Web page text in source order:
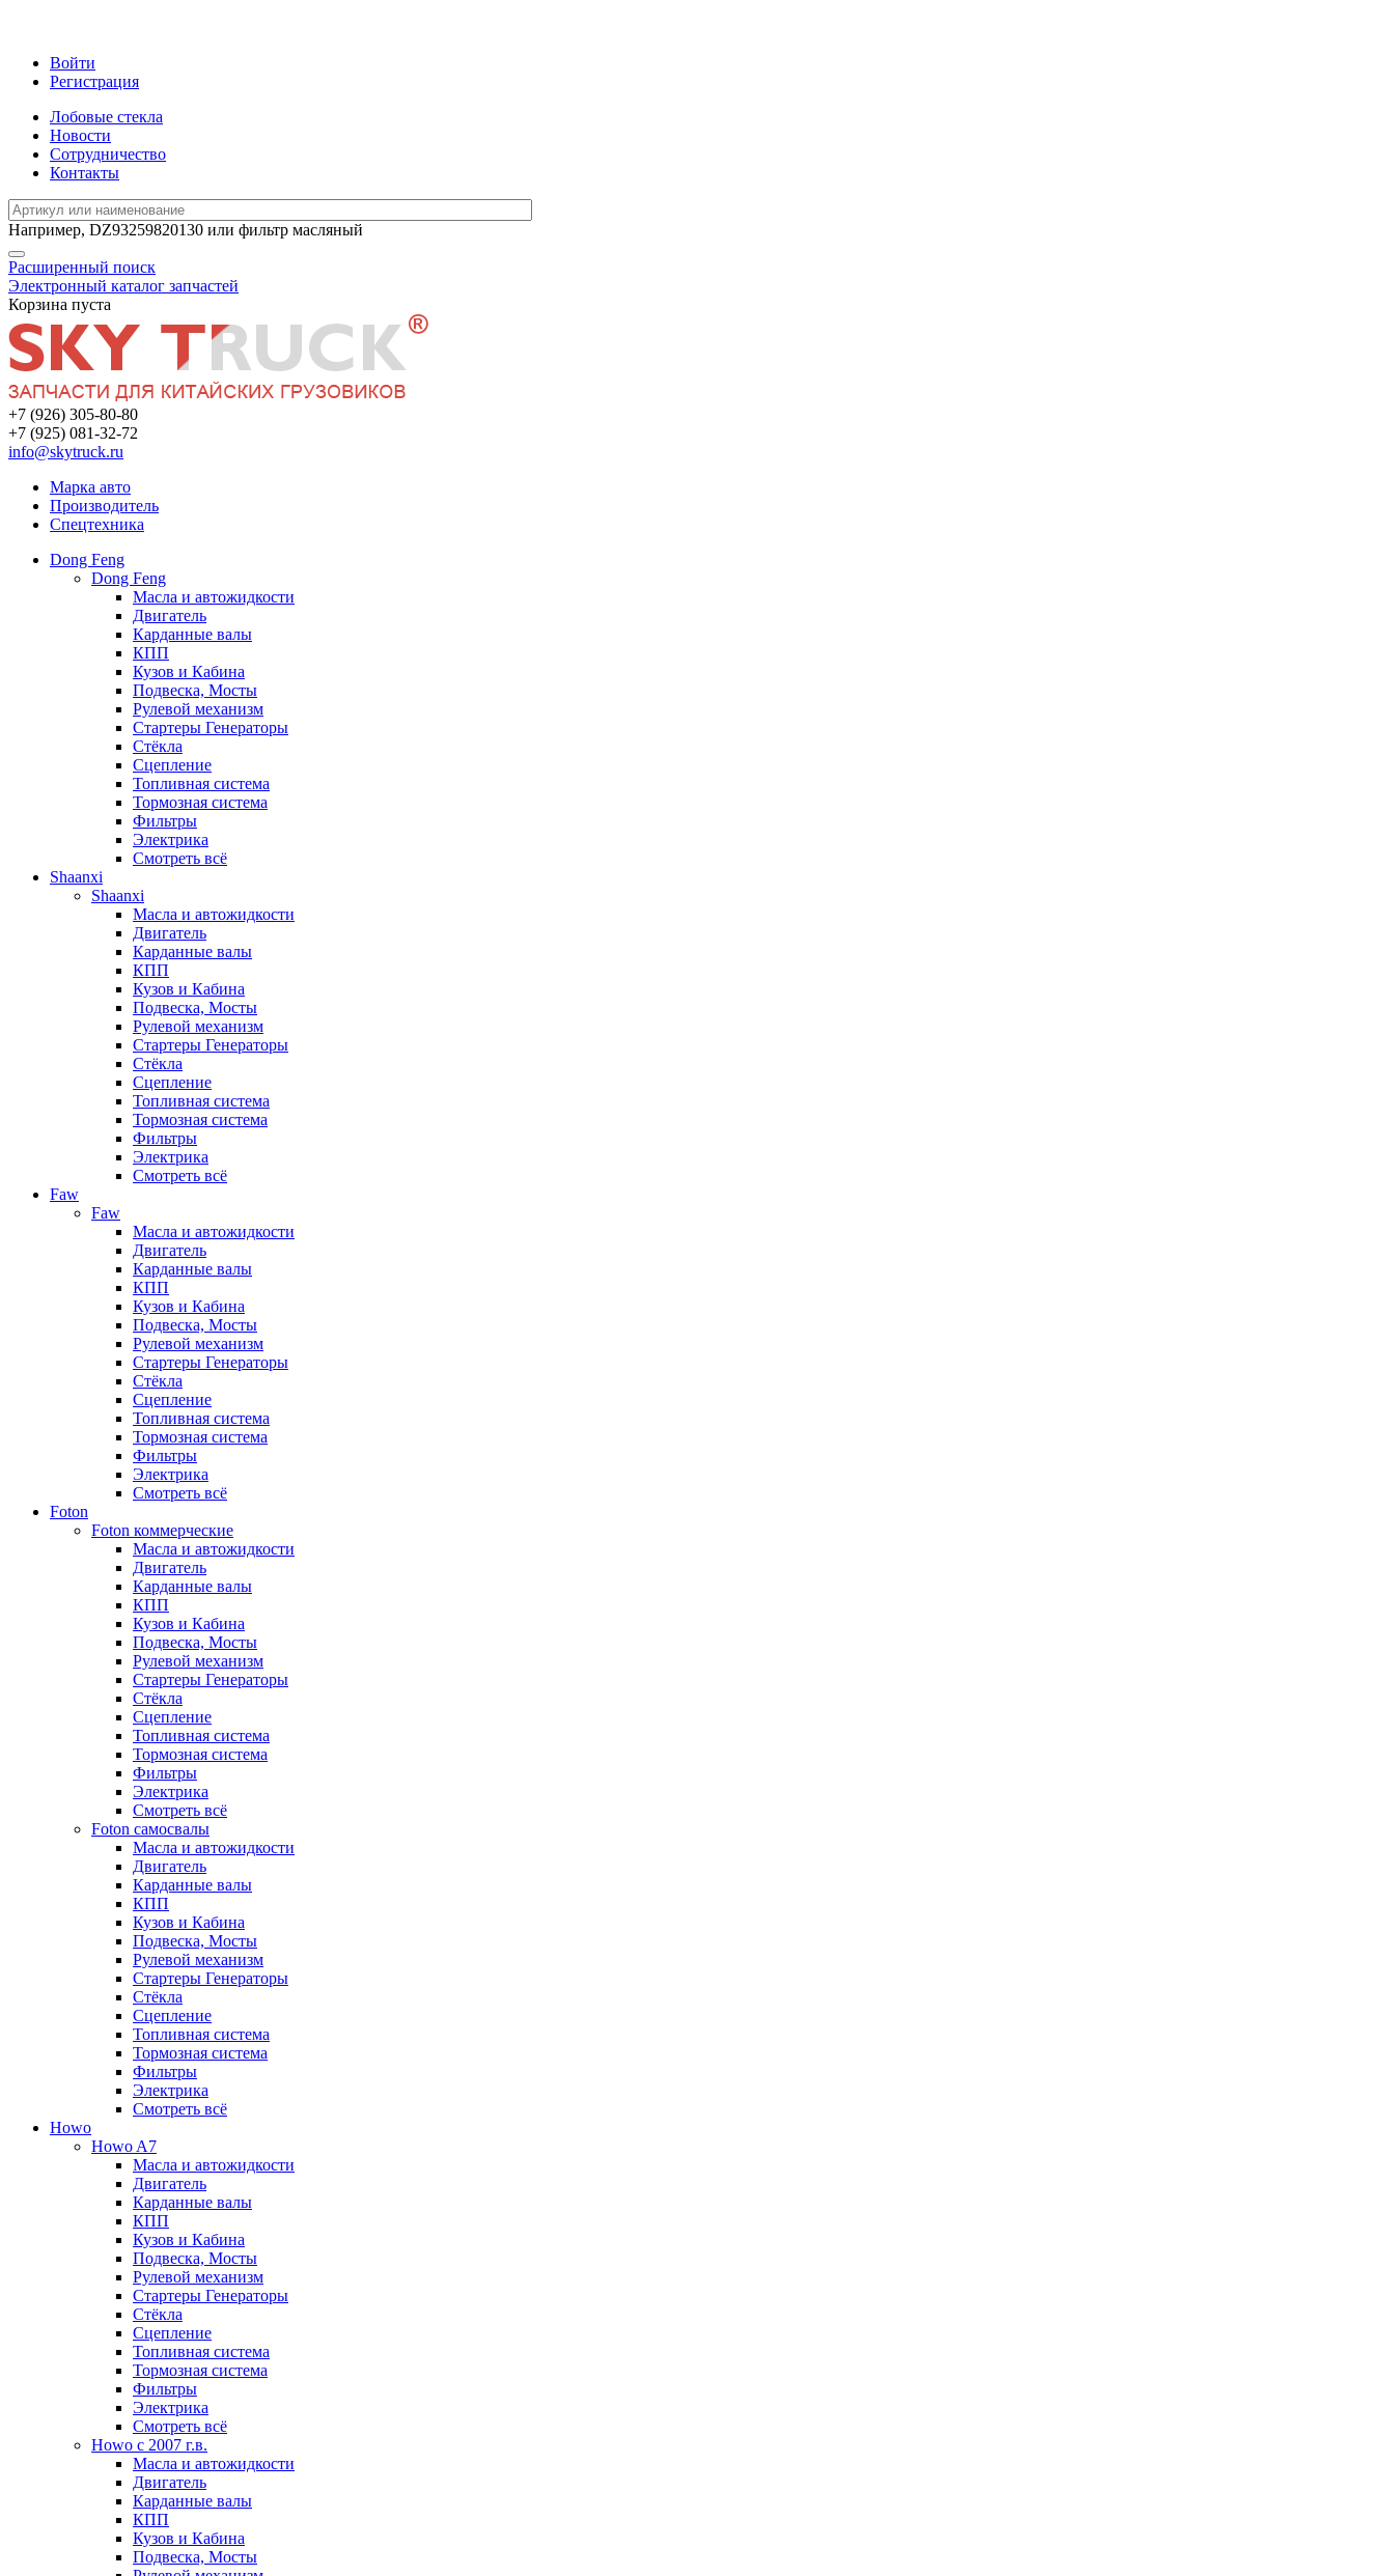
Войти
Регистрация
Лобовые стекла
Новости
Сотрудничество
Контакты
Например, DZ93259820130 или фильтр масляный
Расширенный поиск
Электронный каталог запчастей
Корзина пуста
+7 (926) 305-80-80
+7 (925) 081-32-72
info@skytruck.ru
Марка авто
Производитель
Спецтехника
Dong Feng
Dong Feng
Масла и автожидкости
Двигатель
Карданные валы
КПП
Кузов и Кабина
Подвеска, Мосты
Рулевой механизм
Стартеры Генераторы
Стёкла
Сцепление
Топливная система
Тормозная система
Фильтры
Электрика
Смотреть всё
Shaanxi
Shaanxi
Масла и автожидкости
Двигатель
Карданные валы
КПП
Кузов и Кабина
Подвеска, Мосты
Рулевой механизм
Стартеры Генераторы
Стёкла
Сцепление
Топливная система
Тормозная система
Фильтры
Электрика
Смотреть всё
Faw
Faw
Масла и автожидкости
Двигатель
Карданные валы
КПП
Кузов и Кабина
Подвеска, Мосты
Рулевой механизм
Стартеры Генераторы
Стёкла
Сцепление
Топливная система
Тормозная система
Фильтры
Электрика
Смотреть всё
Foton
Foton коммерческие
Масла и автожидкости
Двигатель
Карданные валы
КПП
Кузов и Кабина
Подвеска, Мосты
Рулевой механизм
Стартеры Генераторы
Стёкла
Сцепление
Топливная система
Тормозная система
Фильтры
Электрика
Смотреть всё
Foton самосвалы
Масла и автожидкости
Двигатель
Карданные валы
КПП
Кузов и Кабина
Подвеска, Мосты
Рулевой механизм
Стартеры Генераторы
Стёкла
Сцепление
Топливная система
Тормозная система
Фильтры
Электрика
Смотреть всё
Howo
Howo A7
Масла и автожидкости
Двигатель
Карданные валы
КПП
Кузов и Кабина
Подвеска, Мосты
Рулевой механизм
Стартеры Генераторы
Стёкла
Сцепление
Топливная система
Тормозная система
Фильтры
Электрика
Смотреть всё
Howo c 2007 г.в.
Масла и автожидкости
Двигатель
Карданные валы
КПП
Кузов и Кабина
Подвеска, Мосты